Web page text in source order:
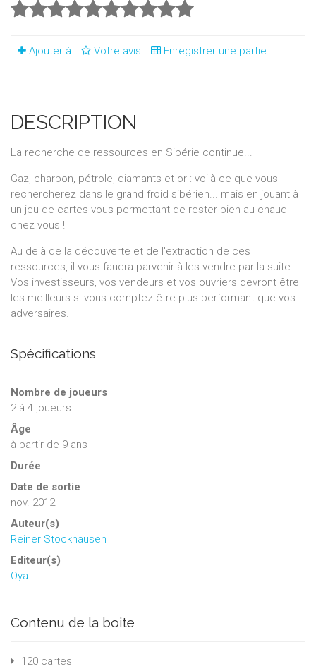
Ajouter à Votre avis Enregistrer une partie
DESCRIPTION
La recherche de ressources en Sibérie continue...
Gaz, charbon, pétrole, diamants et or : voilà ce que vous
rechercherez dans le grand froid sibérien... mais en jouant à
un jeu de cartes vous permettant de rester bien au chaud
chez vous !
Au delà de la découverte et de l'extraction de ces
ressources, il vous faudra parvenir à les vendre par la suite.
Vos investisseurs, vos vendeurs et vos ouvriers devront être
les meilleurs si vous comptez être plus performant que vos
adversaires.
Spécifications
Nombre de joueurs
2à 4 joueurs
Âge
à partir de 9 ans
Durée
Date de sortie
nov. 2012
Auteur(s)
Reiner Stockhausen
Editeur(s)
Oya
Contenu de la boite
120 cartes